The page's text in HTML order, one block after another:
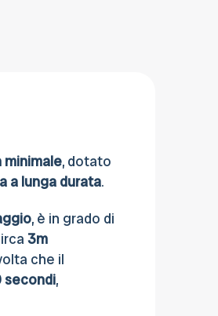
minimale, dotato
a lunga durata.
, è in grado di
3m
che il
secondi,